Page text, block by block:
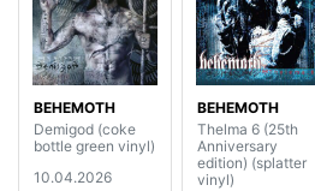
BEHEMOTH
Demigod (coke
bottle green vinyl)
10.04.2026
BEHEMOTH
Thelma 6 (25th
Anniversary
edition) (splatter
vinyl)